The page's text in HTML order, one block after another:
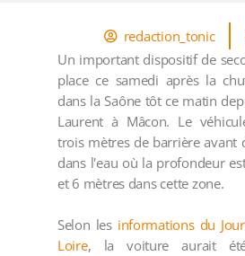
redaction_tonic
Un important dispositif de
place ce samedi après la
dans la Saône tôt ce matin
Laurent à Mâcon. Le
trois mètres de barrière avant
dans l'eau où la profondeur
et 6 mètres dans cette zone.
Selon les informations du
Loire, la voiture aurait